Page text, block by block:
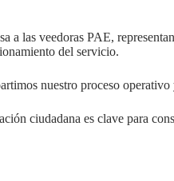
a las veedoras PAE,
del servicio.
nuestro proceso
ciudadana es clave para